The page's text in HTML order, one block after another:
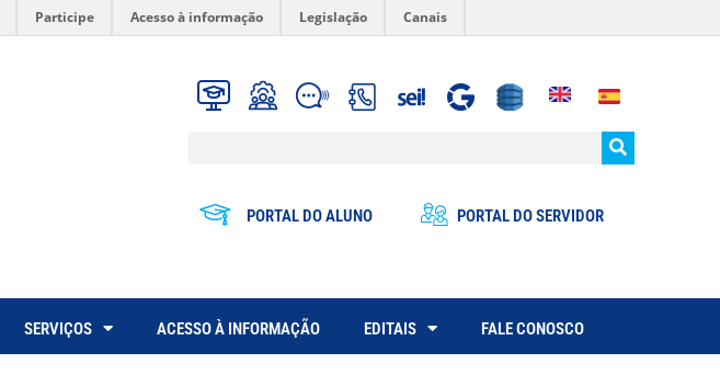
Participe Acesso à informação Legislação Canais
PORTAL DO ALUNO PORTAL DO SERVIDOR
SERVIÇOS ACESSO À INFORMAÇÃO EDITAIS FALE CONOSCO